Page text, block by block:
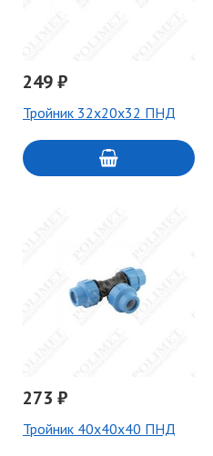
249 ₽
Тройник 32х20х32 ПНД
273 ₽
Тройник 40х40х40 ПНД